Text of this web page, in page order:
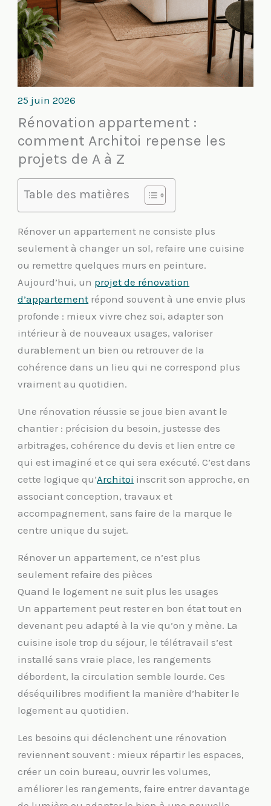
25 juin 2026
Rénovation appartement :
comment Architoi repense les
projets de A à Z
Table des matières
Rénover un appartement ne consiste plus
seulement à changer un sol, refaire une cuisine
ou remettre quelques murs en peinture.
Aujourd’hui, un projet de rénovation
d’appartement répond souvent à une envie plus
profonde : mieux vivre chez soi, adapter son
intérieur à de nouveaux usages, valoriser
durablement un bien ou retrouver de la
cohérence dans un lieu qui ne correspond plus
vraiment au quotidien.
Une rénovation réussie se joue bien avant le
chantier : précision du besoin, justesse des
arbitrages, cohérence du devis et lien entre ce
qui est imaginé et ce qui sera exécuté. C’est dans
cette logique qu’Architoi inscrit son approche, en
associant conception, travaux et
accompagnement, sans faire de la marque le
centre unique du sujet.
Rénover un appartement, ce n’est plus
seulement refaire des pièces
Quand le logement ne suit plus les usages
Un appartement peut rester en bon état tout en
devenant peu adapté à la vie qu’on y mène. La
cuisine isole trop du séjour, le télétravail s’est
installé sans vraie place, les rangements
débordent, la circulation semble lourde. Ces
déséquilibres modifient la manière d’habiter le
logement au quotidien.
Les besoins qui déclenchent une rénovation
reviennent souvent : mieux répartir les espaces,
créer un coin bureau, ouvrir les volumes,
améliorer les rangements, faire entrer davantage